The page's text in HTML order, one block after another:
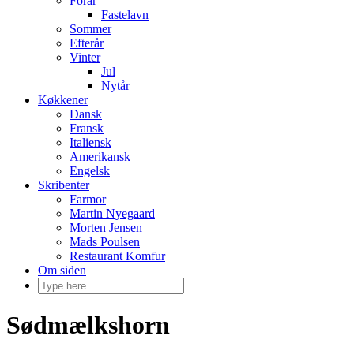
Fastelavn
Sommer
Efterår
Vinter
Jul
Nytår
Køkkener
Dansk
Fransk
Italiensk
Amerikansk
Engelsk
Skribenter
Farmor
Martin Nyegaard
Morten Jensen
Mads Poulsen
Restaurant Komfur
Om siden
Sødmælkshorn